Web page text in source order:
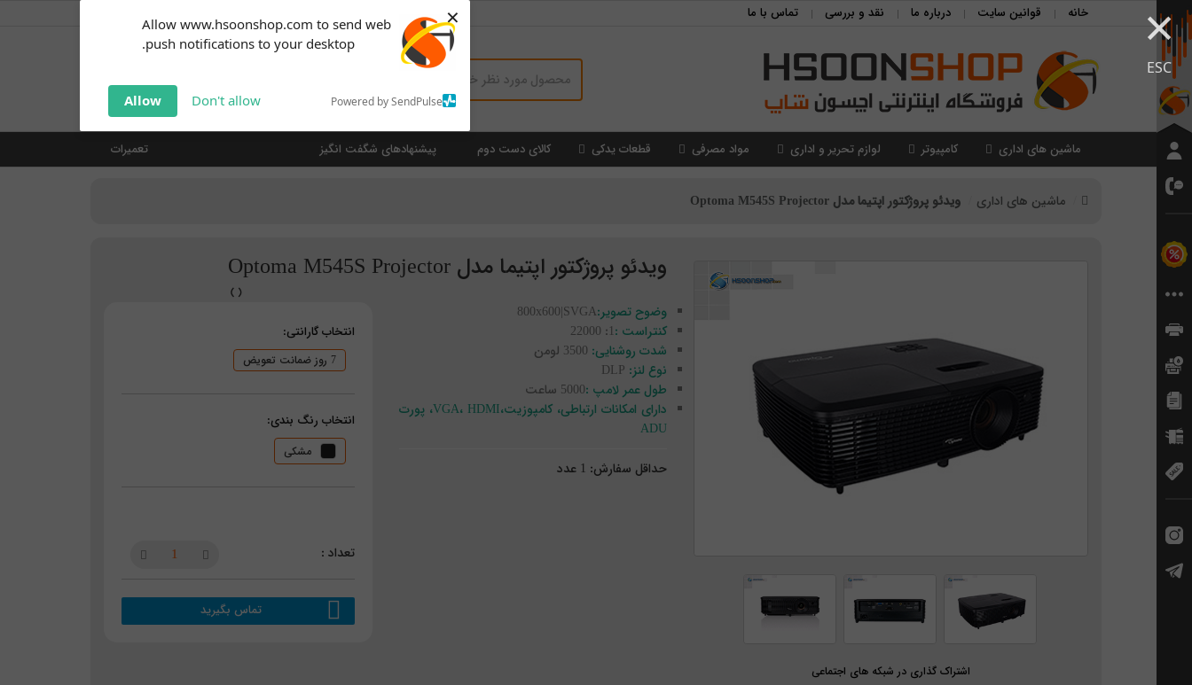
Allow www.hsoonshop.com to send web
push notifications to your desktop.
Powered by SendPulse
Don't allow
Allow
× ×
ESC
notifications!
Click the bell icon to enable
خانه قوانین سایت درباره ما نقد و بررسی تماس با ما
ماشین های اداری کامپیوتر لوازم تحریر و اداری مواد مصرفی قطعات یدکی کالای دست دوم پیشنهادهای شگفت انگیز تعمیرات
ماشین های اداری ویدئو پروژکتور اپتیما مدل Optoma M545S Projector
اشتراک گذاری در شبکه های اجتماعی
ویدئو پروژکتور اپتیما مدل Optoma M545S Projector
وضوح تصویر:800x600|SVGA
کنتراست :1: 22000
شدت روشنایی:
نوع لنز:
طول عمر لامپ :5000 ساعت
دارای امکانات ارتباطی، کامپوزیت،VGA، HDMI، پورت
ADU
حداقل سفارش: 1 عدد
انتخاب گارانتی:
7 روز ضمانت تعویض
انتخاب رنگ بندی:
مشکی
تماس بگیرید